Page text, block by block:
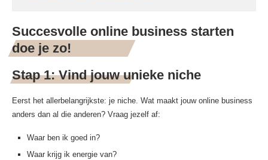
Succesvolle online business starten
doe je zo!
Stap 1: Vind jouw unieke niche
Eerst het allerbelangrijkste: je niche. Wat maakt jouw online business
anders dan al die anderen? Vraag jezelf af:
Waar ben ik goed in?
Waar krijg ik energie van?